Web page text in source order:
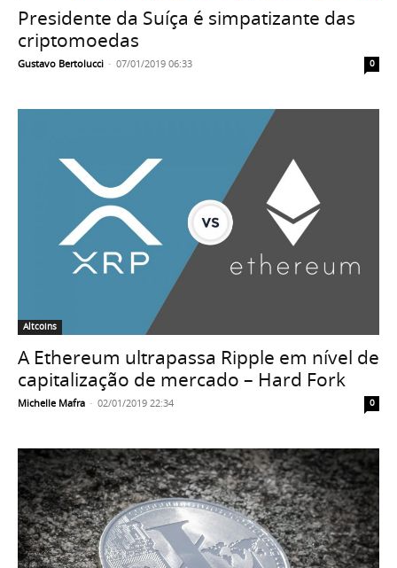
Presidente da Suíça é simpatizante das
criptomoedas
Gustavo Bertolucci - 07/01/2019 06:33 0
Altcoins
A Ethereum ultrapassa Ripple em nível de
capitalização de mercado – Hard Fork
Michelle Mafra - 02/01/2019 22:34 0